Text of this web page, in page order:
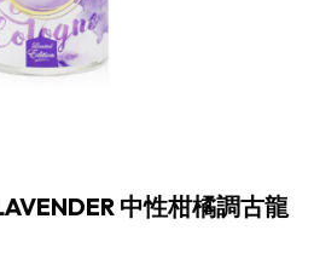
中性柑橘調古龍